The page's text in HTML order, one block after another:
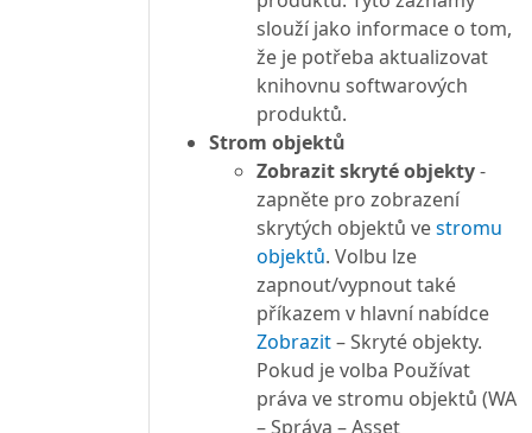
slouží jako informace o tom,
že je potřeba aktualizovat
knihovnu softwarových
produktů.
Strom objektů
Zobrazit skryté objekty-
zapněte pro zobrazení
skrytých objektů vestromu
objektů. Volbu lze
zapnout/vypnout také
příkazem v hlavní nabídce
Zobrazit– Skryté objekty.
Pokud je volba Používat
práva ve stromu objektů (WA
– Správa – Asset